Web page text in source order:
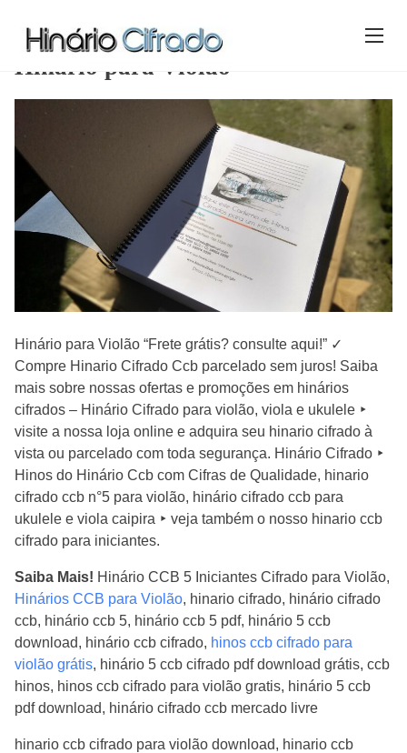
Home/ Hinário para Violão
Hinário para Violão
Hinário para Violão “Frete grátis? consulte aqui!” ✓
Compre Hinario Cifrado Ccb parcelado sem juros! Saiba
mais sobre nossas ofertas e promoções em hinários
cifrados – Hinário Cifrado para violão, viola e ukulele ‣
visite a nossa loja online e adquira seu hinario cifrado à
vista ou parcelado com toda segurança. Hinário Cifrado ‣
Hinos do Hinário Ccb com Cifras de Qualidade, hinario
cifrado ccb n°5 para violão, hinário cifrado ccb para
ukulele e viola caipira ‣ veja também o nosso hinario ccb
cifrado para iniciantes.
Saiba Mais! Hinário CCB 5 Iniciantes Cifrado para Violão,
Hinários CCB para Violão, hinario cifrado, hinário cifrado
ccb, hinário ccb 5, hinário ccb 5 pdf, hinário 5 ccb
download, hinário ccb cifrado, hinos ccb cifrado para
violão grátis, hinário 5 ccb cifrado pdf download grátis, ccb
hinos, hinos ccb cifrado para violão gratis, hinário 5 ccb
pdf download, hinário cifrado ccb mercado livre
hinario ccb cifrado para violão download, hinario ccb